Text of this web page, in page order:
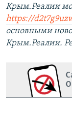
Крым.Реалии
https://
основными
Крым.Реалии.